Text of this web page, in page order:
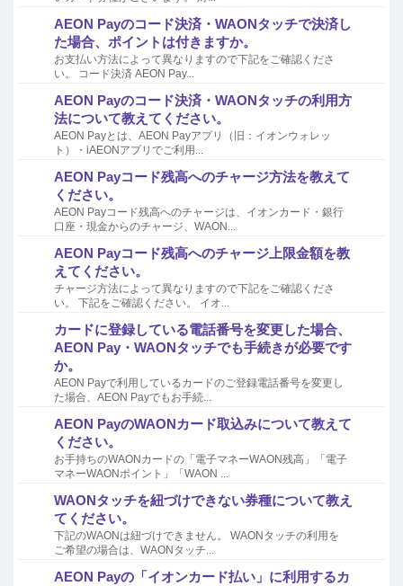
AEON Payのコード決済・WAONタッチで決済し
た場合、ポイントは付きますか。
お支払い方法によって異なりますので下記をご確認くださ
い。 コード決済 AEON Pay...
AEON Payのコード決済・WAONタッチの利用方
法について教えてください。
AEON Payとは、AEON Payアプリ（旧：イオンウォレッ
ト）・iAEONアプリでご利用...
AEON Payコード残高へのチャージ方法を教えて
ください。
AEON Payコード残高へのチャージは、イオンカード・銀行
口座・現金からのチャージ、WAON...
AEON Payコード残高へのチャージ上限金額を教
えてください。
チャージ方法によって異なりますので下記をご確認くださ
い。 下記をご確認ください。 イオ...
カードに登録している電話番号を変更した場合、
AEON Pay・WAONタッチでも手続きが必要です
か。
AEON Payで利用しているカードのご登録電話番号を変更し
た場合、AEON Payでもお手続...
AEON PayのWAONカード取込みについて教えて
ください。
お手持ちのWAONカードの「電子マネーWAON残高」「電子
マネーWAONポイント」「WAON ...
WAONタッチを紐づけできない券種について教え
てください。
下記のWAONは紐づけできません。 WAONタッチの利用を
ご希望の場合は、WAONタッチ...
AEON Payの「イオンカード払い」に利用するカ